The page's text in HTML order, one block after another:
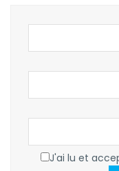
J'ai lu et